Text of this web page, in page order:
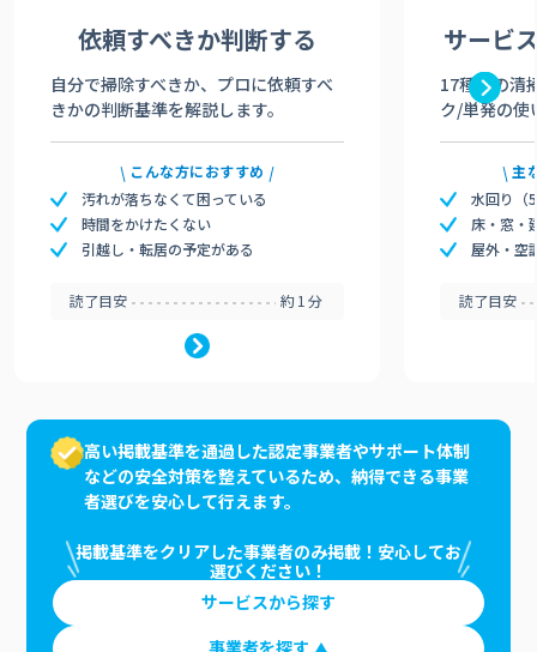
依頼すべきか判断する
自分で掃除すべきか、プロに依頼すべ
きかの判断基準を解説します。
こんな方におすすめ
汚れが落ちなくて困っている
時間をかけたくない
引越し・転居の予定がある
読了目安 約1分
サービ
17種類の清
ク/単発の使
主
水回り（
床・窓・
屋外・空
読了目安
高い掲載基準を通過した認定事業者やサポート体制
などの安全対策を整えているため、納得できる事業
者選びを安心して行えます。
掲載基準をクリアした事業者のみ掲載！安心してお
選びください！
サービスから探す